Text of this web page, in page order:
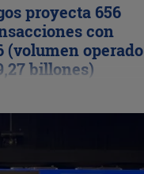
proyecta 656
con
(volumen operado
billones)